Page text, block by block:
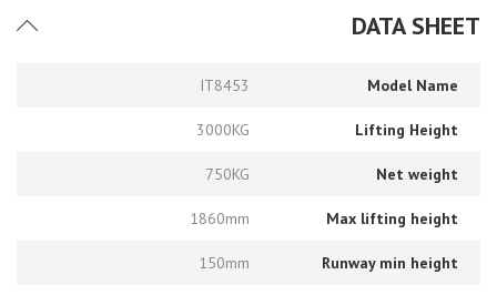
DATA SHEET
Model Name
IT8453
Lifting Height
3000KG
Net weight
750KG
Max lifting height
1860mm
Runway min height
150mm